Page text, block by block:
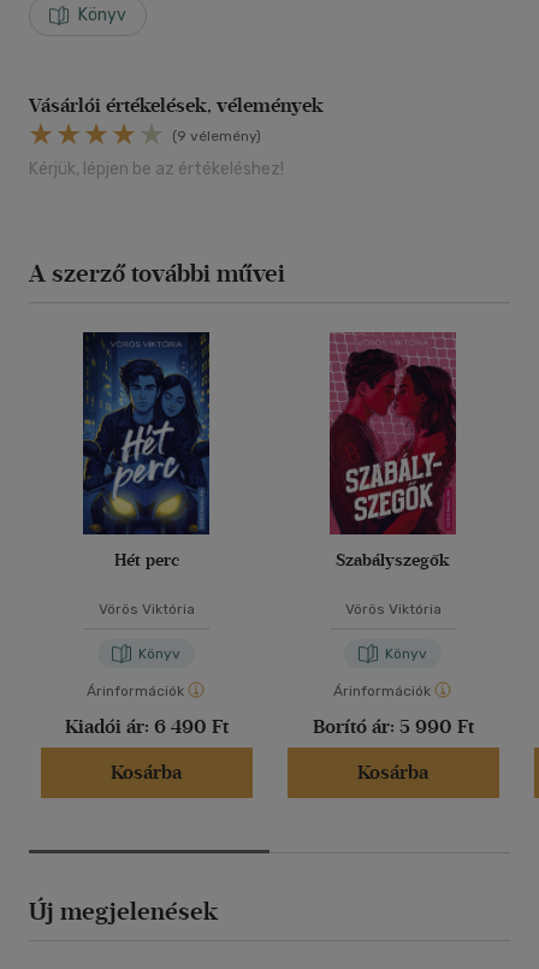
Könyv
Vásárlói értékelések, vélemények
(9 vélemény)
Kérjük, lépjen be az értékeléshez!
A szerző további művei
Hét perc
Vörös Viktória
Könyv
Árinformációk
Kiadói ár: 6 490 Ft
Kosárba
Szabályszegők
Vörös Viktória
Könyv
Árinformációk
Borító ár: 5 990 Ft
Kosárba
Új megjelenések